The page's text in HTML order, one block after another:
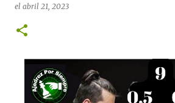
0
el abril 21, 2023